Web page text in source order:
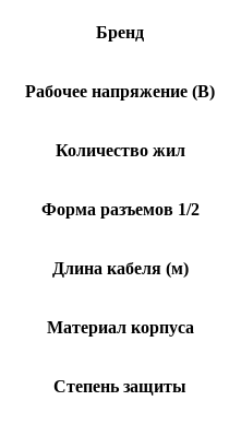
Бренд
Рабочее напряжение (В)
Количество жил
Форма разъемов 1/2
Длина кабеля (м)
Материал корпуса
Степень защиты